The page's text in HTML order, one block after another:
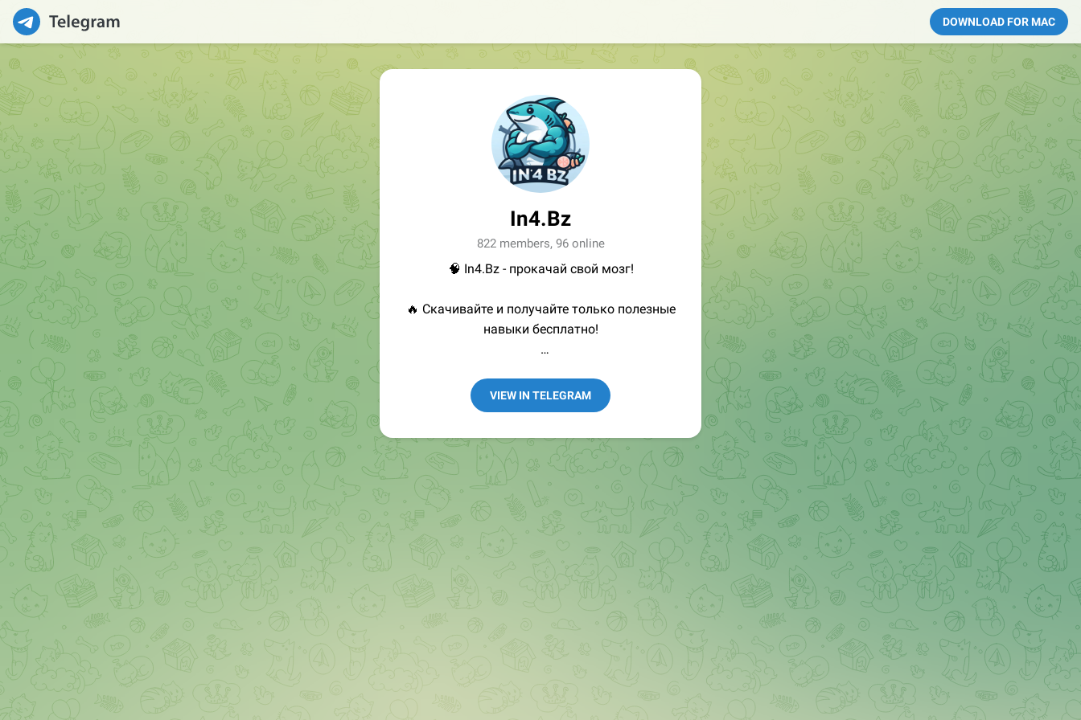
DOWNLOAD FOR MAC
In4.Bz
822 members, 96 online
🧠 In4.Bz - прокачай свой мозг!
🔥 Скачивайте и получайте только полезные
навыки бесплатно!
➖ in4.bz/
➖ https://t.me/in4bz
➖ https://t.me/in4news
🔞 t.me/in4bo
VIEW IN TELEGRAM